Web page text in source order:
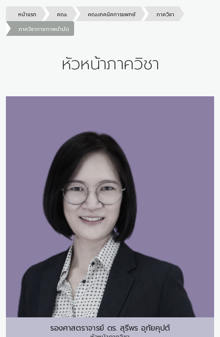
หน้าแรก คณะ คณะเทคนิคการแพทย์
ภาควิชา
ภาควิชากายภาพบําบัด
หัวหน้าภาควิชา
รองศาสตราจารย์ ดร. สุรีพร อุทัยคุปต์